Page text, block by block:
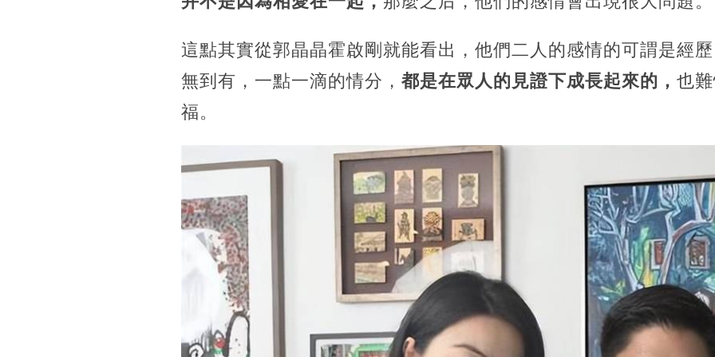
這點其實從郭晶晶霍啟剛就能看出，他們二人的感情的可謂是經
無到有，一點一滴的情分， 都是在眾人的見證下成長起來的， 也
福。